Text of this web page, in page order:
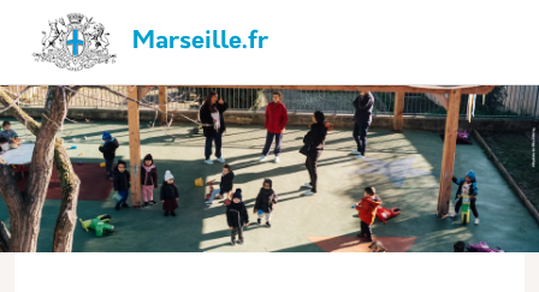
Marseille.fr
Navigation principale
Panneau de gestion des cookies